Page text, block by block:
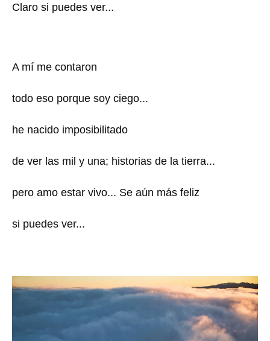
Claro si puedes ver...
A mí me contaron
todo eso porque soy ciego...
he nacido imposibilitado
de ver las mil y una; historias de la tierra...
pero amo estar vivo... Se aún más feliz
si puedes ver...